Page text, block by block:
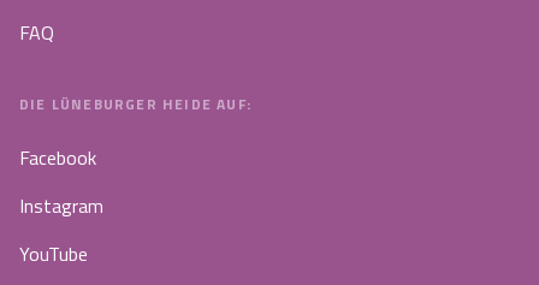
FAQ
DIE LÜNEBURGER HEIDE AUF:
Facebook
Instagram
YouTube